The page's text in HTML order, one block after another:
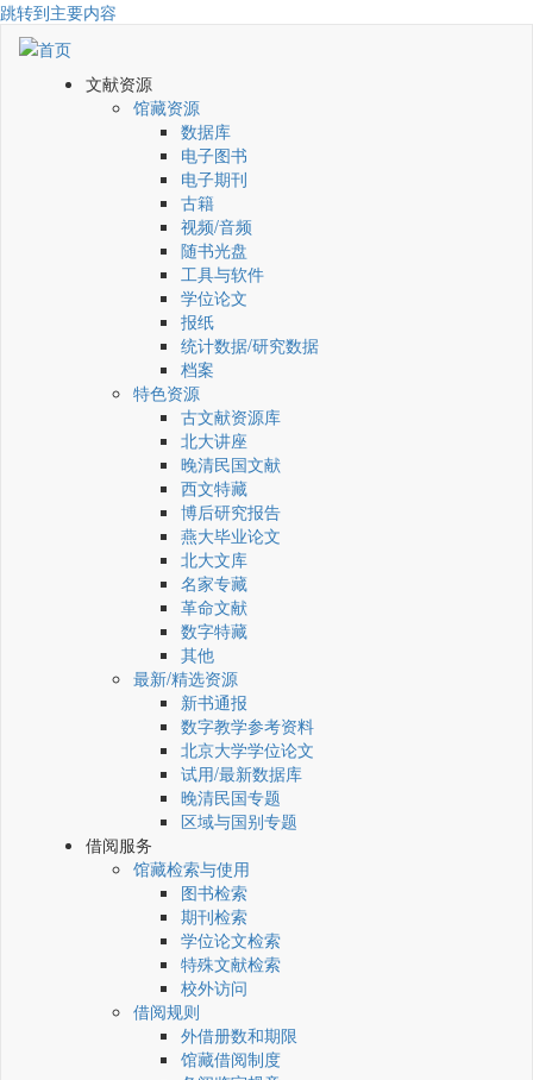
跳转到主要内容
文献资源
馆藏资源
数据库
电子图书
电子期刊
古籍
视频/音频
随书光盘
工具与软件
学位论文
报纸
统计数据/研究数据
档案
特色资源
古文献资源库
北大讲座
晚清民国文献
西文特藏
博后研究报告
燕大毕业论文
北大文库
名家专藏
革命文献
数字特藏
其他
最新/精选资源
新书通报
数字教学参考资料
北京大学学位论文
试用/最新数据库
晚清民国专题
区域与国别专题
借阅服务
馆藏检索与使用
图书检索
期刊检索
学位论文检索
特殊文献检索
校外访问
借阅规则
外借册数和期限
馆藏借阅制度